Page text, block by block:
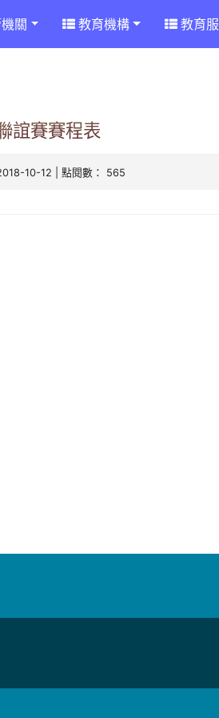
關 教育機構 教育
誼賽賽程表
10-12 | 點閱數： 565